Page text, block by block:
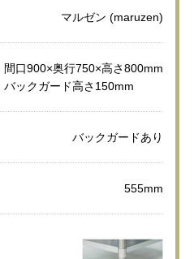
マルゼン (maruzen)
間口900×奥行750×高さ800mm
バックガード高さ150mm
バックガードあり
555mm